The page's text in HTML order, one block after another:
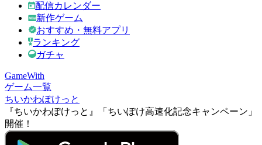
配信カレンダー
新作ゲーム
おすすめ・無料アプリ
ランキング
ガチャ
GameWith
ゲーム一覧
ちいかわぽけっと
『ちいかわぽけっと』「ちいぽけ高速化記念キャンペーン」
開催！